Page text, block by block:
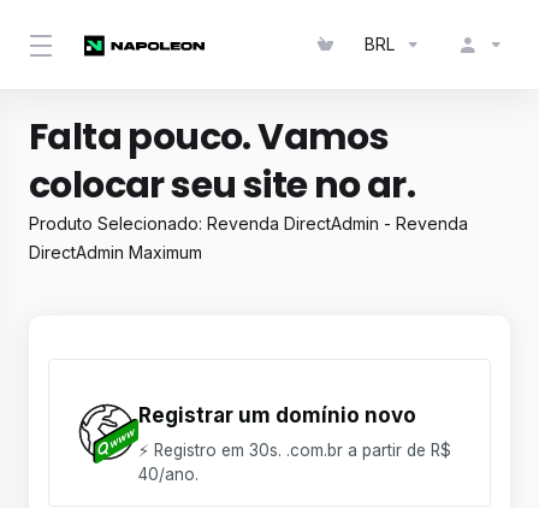
BRL
Falta pouco. Vamos
colocar seu site no ar.
Produto Selecionado: Revenda DirectAdmin - Revenda
DirectAdmin Maximum
Registrar um domínio novo
⚡ Registro em 30s. .com.br a partir de R$
40/ano.